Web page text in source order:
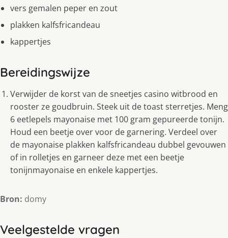
vers gemalen peper en zout
plakken kalfsfricandeau
kappertjes
Bereidingswijze
Verwijder de korst van de sneetjes casino witbrood en
rooster ze goudbruin. Steek uit de toast sterretjes. Meng
6 eetlepels mayonaise met 100 gram gepureerde tonijn.
Houd een beetje over voor de garnering. Verdeel over
de mayonaise plakken kalfsfricandeau dubbel gevouwen
of in rolletjes en garneer deze met een beetje
tonijnmayonaise en enkele kappertjes.
Bron: domy
Veelgestelde vragen